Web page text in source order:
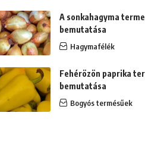
A sonkahagyma
bemutatása
Hagymafélék
Fehérözön paprika
bemutatása
Bogyós termésűek